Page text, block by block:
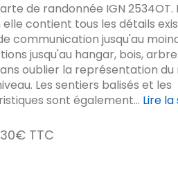
de randonnée IGN 2534OT.
contient tous les détails
communication jusqu'au
jusqu'au hangar, bois,
oublier la représentation
Les sentiers balisés et les
sont également... Lire la
TTC